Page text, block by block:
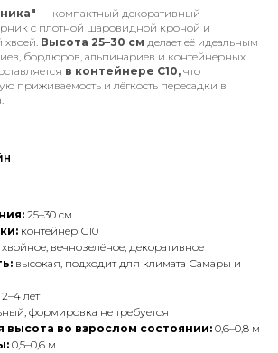
— компактный декоративный
с плотной шаровидной кроной и
Высота 25–30 см делает её идеальным
бордюров, альпинариев и контейнерных
в контейнере С10, что
приживаемость и лёгкость пересадки в
25–30 см
контейнер С10
хвойное, вечнозелёное, декоративное
высокая, подходит для климата Самары и
лет
формировка не требуется
высота во взрослом состоянии: 0,6–0,8 м
0,5–0,6 м